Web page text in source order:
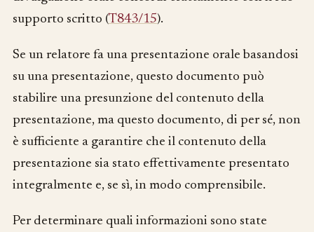
supporto scritto (T843/15).
Se un relatore fa una presentazione orale basandosi
su una presentazione, questo documento può
stabilire una presunzione del contenuto della
presentazione, ma questo documento, di per sé, non
è sufficiente a garantire che il contenuto della
presentazione sia stato effettivamente presentato
integralmente e, se sì, in modo comprensibile.
Per determinare quali informazioni sono state